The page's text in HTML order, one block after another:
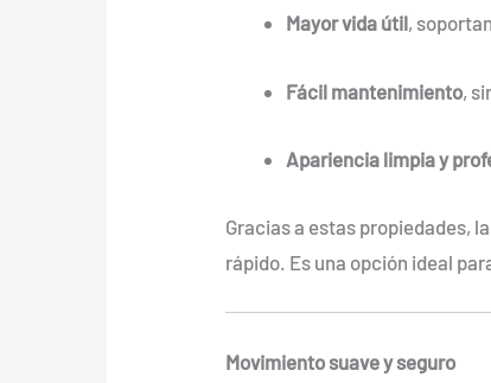
Mayor vida útil,
Fácil mantenimiento,
Apariencia limpia y
Gracias a estas propiedades,
rápido. Es una opción ideal
Movimiento suave y seguro